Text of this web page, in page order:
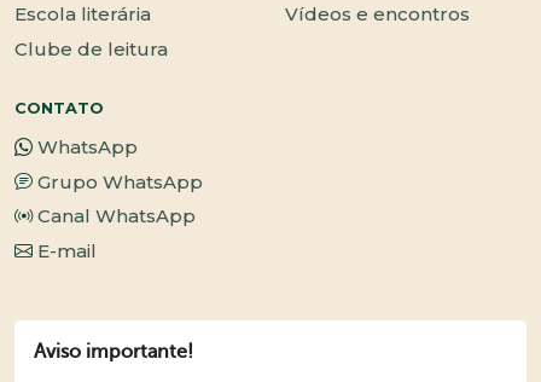
Escola literária
Clube de leitura
Vídeos e encontros
CONTATO
WhatsApp
Grupo WhatsApp
Canal WhatsApp
E-mail
Aviso importante!